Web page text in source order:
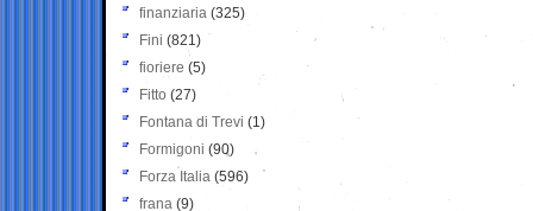
finanziaria (325)
Fini (821)
fioriere (5)
Fitto (27)
Fontana di Trevi (1)
Formigoni (90)
Forza Italia (596)
frana (9)